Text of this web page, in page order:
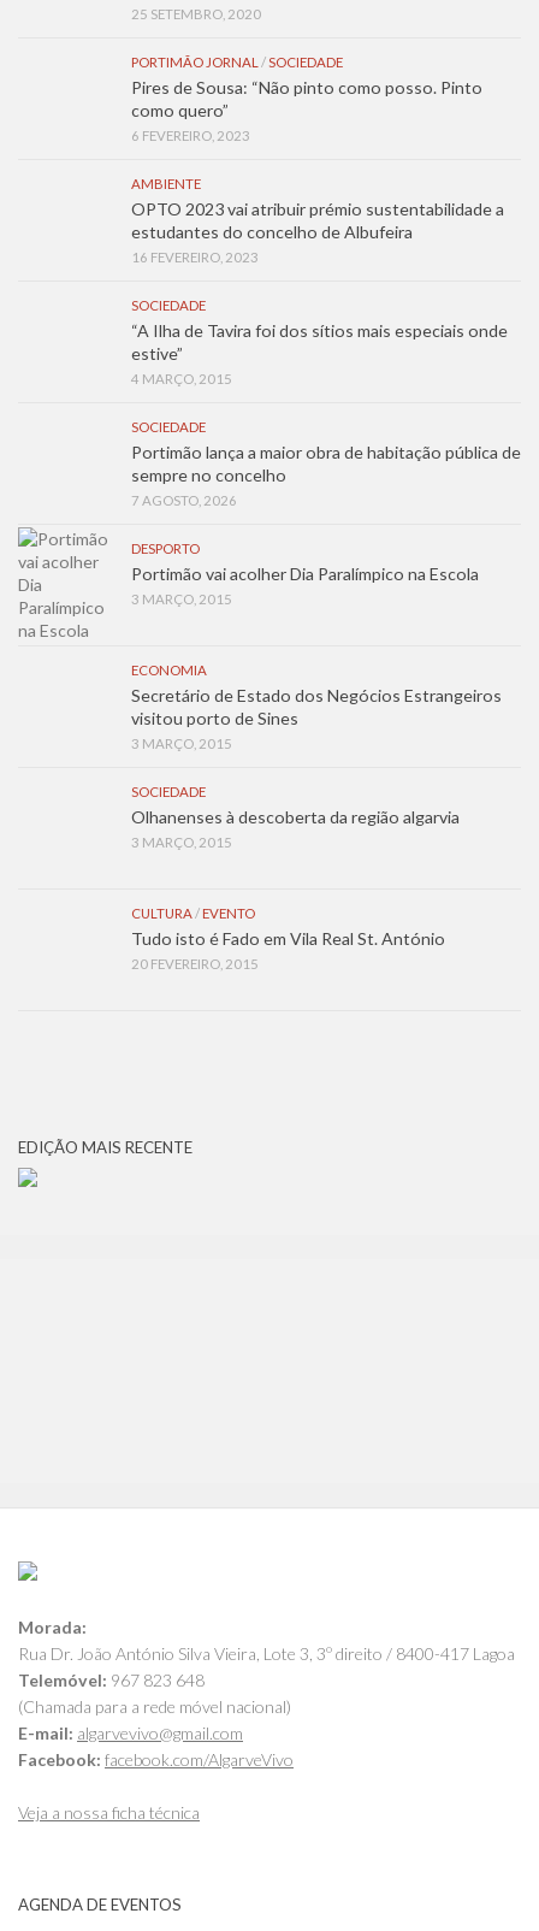
25 SETEMBRO, 2020
PORTIMÃO JORNAL /SOCIEDADE
Pires de Sousa: “Não pinto como posso. Pinto
como quero”
6 FEVEREIRO, 2023
AMBIENTE
OPTO 2023 vai atribuir prémio sustentabilidade a
estudantes do concelho de Albufeira
16 FEVEREIRO, 2023
SOCIEDADE
“A Ilha de Tavira foi dos sítios mais especiais onde
estive”
4 MARÇO, 2015
SOCIEDADE
Portimão lança a maior obra de habitação pública de
sempre no concelho
7 AGOSTO, 2026
DESPORTO
Portimão vai acolher Dia Paralímpico na Escola
3 MARÇO, 2015
ECONOMIA
Secretário de Estado dos Negócios Estrangeiros
visitou porto de Sines
3 MARÇO, 2015
SOCIEDADE
Olhanenses à descoberta da região algarvia
3 MARÇO, 2015
CULTURA/ EVENTO
Tudo isto é Fado em Vila Real St. António
20 FEVEREIRO, 2015
EDIÇÃO MAIS RECENTE
Morada:
Rua Dr. João António Silva Vieira, Lote 3, 3º direito / 8400-417 Lagoa
Telemóvel: 967 823 648
(Chamada para a rede móvel nacional)
E-mail: algarvevivo@gmail.com
Facebook: facebook.com/AlgarveVivo
Veja a nossa ficha técnica
AGENDA DE EVENTOS